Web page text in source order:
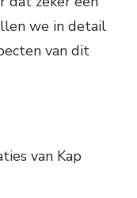
we in detail
van dit
van Kap